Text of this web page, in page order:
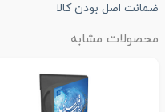
ضمانت اصل بودن کالا
محصولات مشابه